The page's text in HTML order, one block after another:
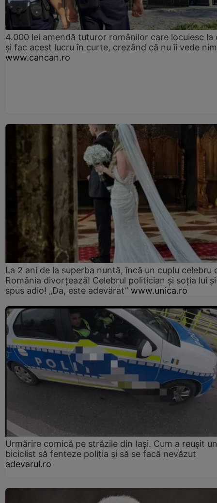
4.000 lei amendă tuturor românilor care locuiesc la
și fac acest lucru în curte, crezând că nu îi vede
www.cancan.ro
La 2 ani de la superba nuntă, încă un cuplu celebru
România divorțează! Celebrul politician și soția lui
spus adio! „Da, este adevărat” www.unica.ro
Urmărire comică pe străzile din Iași. Cum a reușit un
biciclist să fenteze poliția și să se facă nevăzut
adevarul.ro